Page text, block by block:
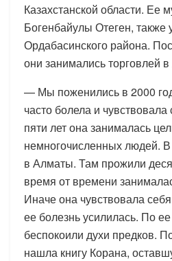
Казахстанской области. Ее
Богенбайулы Отеген, также
Ордабасинского района.
они занимались торговлей
— Мы поженились в 2000
часто болела и
пяти лет она занималась
немногочисленных людей.
в Алматы. Там прожили
время от времени
Иначе она чувствовала
ее болезнь усилилась. По
беспокоили духи предков.
нашла книгу Корана,